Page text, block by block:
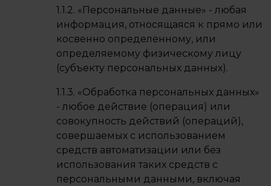
1.1.2. «Персональные данные» - любая
информация, относящаяся к прямо или
косвенно определенному, или
определяемому физическому лицу
(субъекту персональных данных).
1.1.3. «Обработка персональных данных»
- любое действие (операция) или
совокупность действий (операций),
совершаемых с использованием
средств автоматизации или без
использования таких средств с
персональными данными, включая